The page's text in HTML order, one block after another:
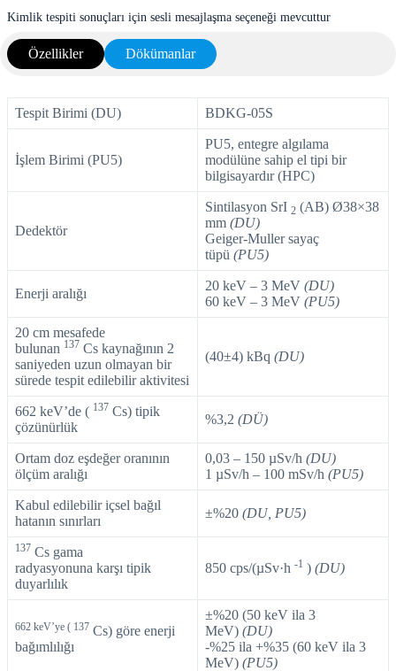
Kimlik tespiti sonuçları için sesli mesajlaşma seçeneği mevcuttur
Özellikler Dökümanlar
Tespit Birimi (DU) BDKG-05S
İşlem Birimi (PU5)
РU5, entegre algılama
modülüne sahip el tipi bir
bilgisayardır (HPC)
Dedektör
Sintilasyon SrI 2 (AB) Ø38×38
mm (DU)
Geiger-Muller sayaç
tüpü (PU5)
Enerji aralığı
20 keV – 3 MeV (DU)
60 keV – 3 MeV (PU5)
20 cm mesafede
bulunan 137 Cs kaynağının 2
saniyeden uzun olmayan bir
sürede tespit edilebilir aktivitesi
(40±4) kBq (DU)
662 keV’de ( 137 Cs) tipik
çözünürlük
%3,2 (DÜ)
Ortam doz eşdeğer oranının
ölçüm aralığı
0,03 – 150 µSv/h (DU)
1 µSv/h – 100 mSv/h (PU5)
Kabul edilebilir içsel bağıl
hatanın sınırları
±%20 (DU, PU5)
137 Cs gama
radyasyonuna karşı tipik
duyarlılık
850 cps/(µSv·h -1 ) (DU)
662 keV’ye ( 137 Cs) göre enerji
bağımlılığı
±%20 (50 keV ila 3
MeV) (DU)
-%25 ila +%35 (60 keV ila 3
MeV) (PU5)